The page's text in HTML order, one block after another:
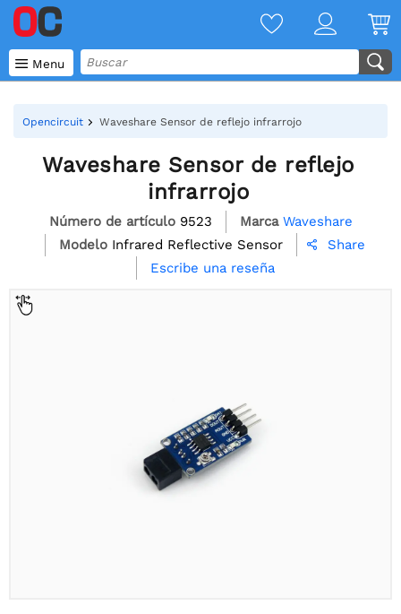
 Menu
Opencircuit Waveshare Sensor de reflejo infrarrojo
Waveshare Sensor de reflejo
infrarrojo
Número de artículo 9523 Marca Waveshare
Modelo Infrared Reflective Sensor 
Share
Escribe una reseña